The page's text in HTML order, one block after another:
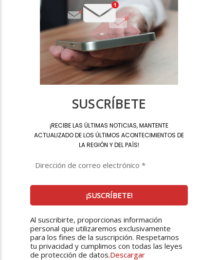
SUSCRÍBETE
¡RECIBE LAS ÚLTIMAS NOTICIAS, MANTENTE
ACTUALIZADO DE LOS ÚLTIMOS ACONTECIMIENTOS DE
LA REGIÓN Y DEL PAÍS!
Al suscribirte, proporcionas información
personal que utilizaremos exclusivamente
para los fines de la suscripción. Respetamos
tu privacidad y cumplimos con todas las leyes
de protección de datos.Descargar